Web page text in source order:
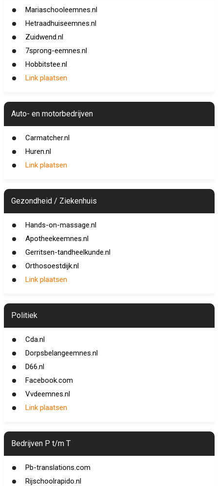
Mariaschooleemnes.nl
Hetraadhuiseemnes.nl
Zuidwend.nl
7sprong-eemnes.nl
Hobbitstee.nl
Link plaatsen
Auto- en motorbedrijven
Carmatcher.nl
Huren.nl
Link plaatsen
Gezondheid / Ziekenhuis
Hands-on-massage.nl
Apotheekeemnes.nl
Gerritsen-tandheelkunde.nl
Orthosoestdijk.nl
Link plaatsen
Politiek
Cda.nl
Dorpsbelangeemnes.nl
D66.nl
Facebook.com
Vvdeemnes.nl
Link plaatsen
Bedrijven P t/m T
Pb-translations.com
Rijschoolrapido.nl